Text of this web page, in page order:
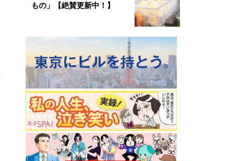
もの」【絶賛更新中！】